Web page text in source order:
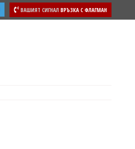
ВАШИЯТ СИГНАЛ ВРЪЗКА С ФЛАГМАН